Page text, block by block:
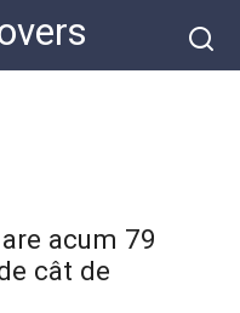
acum 79
cât de